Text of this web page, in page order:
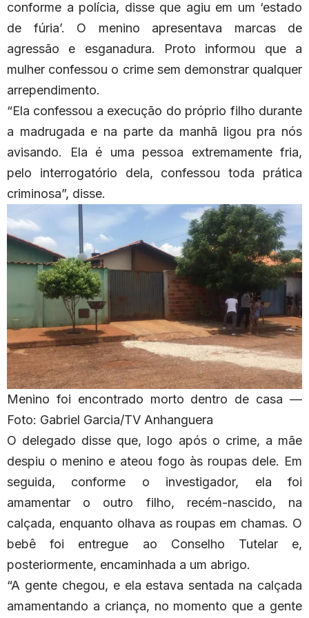
conforme a polícia, disse que agiu em um ‘estado
de fúria’. O menino apresentava marcas de
agressão e esganadura. Proto informou que a
mulher confessou o crime sem demonstrar qualquer
arrependimento.
“Ela confessou a execução do próprio filho durante
a madrugada e na parte da manhã ligou pra nós
avisando. Ela é uma pessoa extremamente fria,
pelo interrogatório dela, confessou toda prática
criminosa”, disse.
Menino foi encontrado morto dentro de casa —
Foto: Gabriel Garcia/TV Anhanguera
O delegado disse que, logo após o crime, a mãe
despiu o menino e ateou fogo às roupas dele. Em
seguida, conforme o investigador, ela foi
amamentar o outro filho, recém-nascido, na
calçada, enquanto olhava as roupas em chamas. O
bebê foi entregue ao Conselho Tutelar e,
posteriormente, encaminhada a um abrigo.
“A gente chegou, e ela estava sentada na calçada
amamentando a criança, no momento que a gente